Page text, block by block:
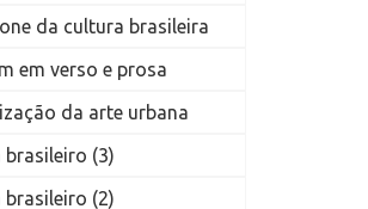
da cultura brasileira
em verso e prosa
da arte urbana
brasileiro (3)
brasileiro (2)